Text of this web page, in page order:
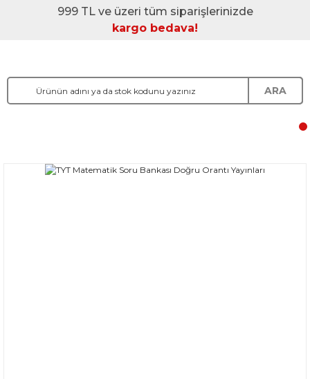
999 TL ve üzeri tüm siparişlerinizde
kargo bedava!
ARA